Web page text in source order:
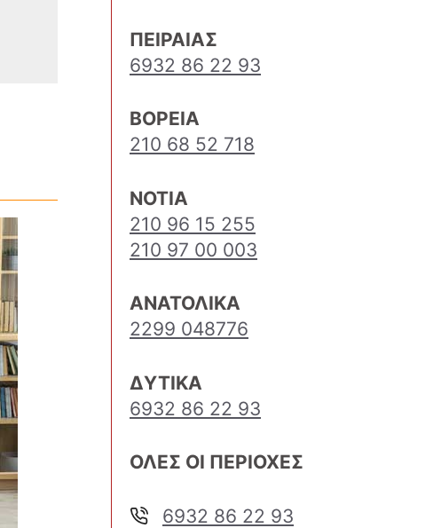
ΠΕΙΡΑΙΑΣ
6932 86 22 93
ΒΟΡΕΙΑ
210 68 52 718
ΝΟΤΙΑ
210 96 15 255
210 97 00 003
ΑΝΑΤΟΛΙΚΑ
2299 048776
ΔΥΤΙΚΑ
6932 86 22 93
ΟΛΕΣ ΟΙ ΠΕΡΙΟΧΕΣ
6932 86 22 93